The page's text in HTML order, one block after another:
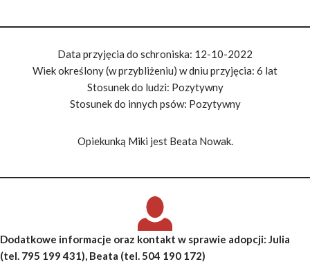
Data przyjęcia do schroniska: 12-10-2022
Wiek określony (w przybliżeniu) w dniu przyjęcia: 6 lat
Stosunek do ludzi: Pozytywny
Stosunek do innych psów: Pozytywny
Opiekunką Miki jest Beata Nowak.
Dodatkowe informacje oraz kontakt w sprawie adopcji: Julia
(tel. 795 199 431), Beata (tel. 504 190 172)